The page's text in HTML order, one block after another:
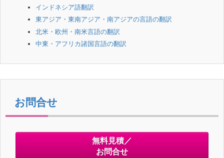
インドネシア語翻訳
東アジア・東南アジア・南アジアの言語の翻訳
北米・欧州・南米言語の翻訳
中東・アフリカ諸国言語の翻訳
お問合せ
無料見積／
お問合せ